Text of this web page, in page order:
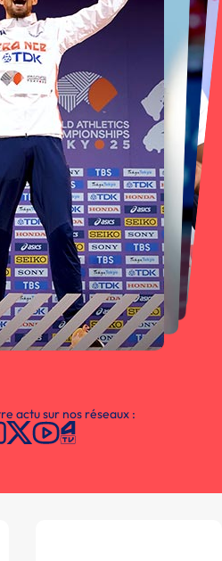
actu sur nos réseaux :